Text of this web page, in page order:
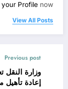
your Profile now.
View All Posts
Previous post
إعادة